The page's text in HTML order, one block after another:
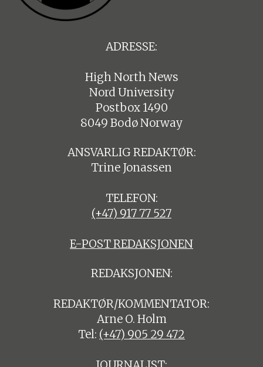
ADRESSE:
High North News
Nord University
Postbox 1490
8049 Bodø Norway
ANSVARLIG REDAKTØR:
Trine Jonassen
TELEFON:
(+47) 917 77 527
E-POST REDAKSJONEN
REDAKSJONEN:
REDAKTØR/KOMMENTATOR:
Arne O. Holm
Tel: (+47) 905 29 472